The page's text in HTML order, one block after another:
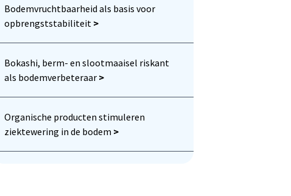
Bodemvruchtbaarheid als basis voor
opbrengststabiliteit >
Bokashi, berm- en slootmaaisel riskant
als bodemverbeteraar >
Organische producten stimuleren
ziektewering in de bodem >